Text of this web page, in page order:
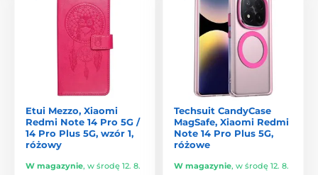
Etui Mezzo, Xiaomi
Redmi Note 14 Pro 5G /
14 Pro Plus 5G, wzór 1,
różowy
W magazynie, w środę 12. 8.
Techsuit CandyCase
MagSafe, Xiaomi Redmi
Note 14 Pro Plus 5G,
różowe
W magazynie, w środę 12. 8.